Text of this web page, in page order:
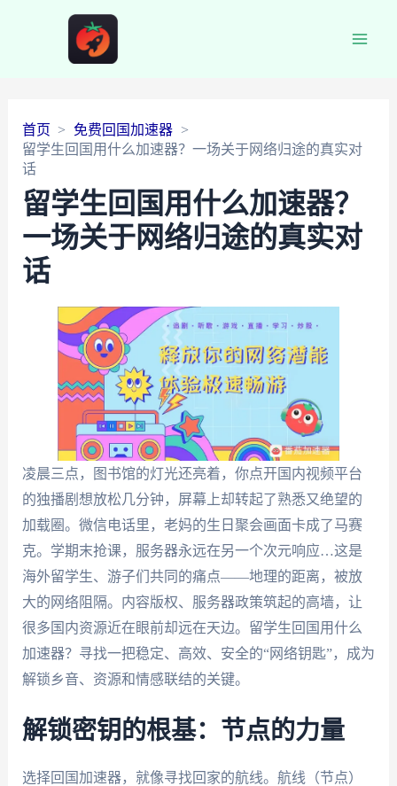
首页
免费回国加速器
留学生回国用什么加速器？一场关于网络归途的真实对
话
留学生回国用什么加速器？
一场关于网络归途的真实对
话
凌晨三点，图书馆的灯光还亮着，你点开国内视频平台
的独播剧想放松几分钟，屏幕上却转起了熟悉又绝望的
加载圈。微信电话里，老妈的生日聚会画面卡成了马赛
克。学期末抢课，服务器永远在另一个次元响应…这是
海外留学生、游子们共同的痛点——地理的距离，被放
大的网络阻隔。内容版权、服务器政策筑起的高墙，让
很多国内资源近在眼前却远在天边。留学生回国用什么
加速器？寻找一把稳定、高效、安全的“网络钥匙”，成为
解锁乡音、资源和情感联结的关键。
解锁密钥的根基：节点的力量
选择回国加速器，就像寻找回家的航线。航线（节点）